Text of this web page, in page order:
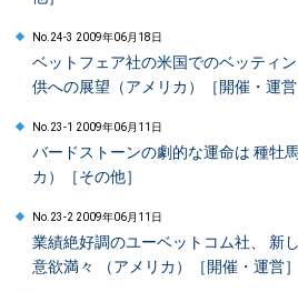
No.24-3 2009年06月18日
ベットフェア社の米国でのベッティ
供への展望（アメリカ）［開催・運営
No.23-1 2009年06月11日
バードストーンの劇的な運命は 種牡
カ）［その他］
No.23-2 2009年06月11日
業績絶好調のユーベットコム社、 新
意欲満々 （アメリカ）［開催・運営］